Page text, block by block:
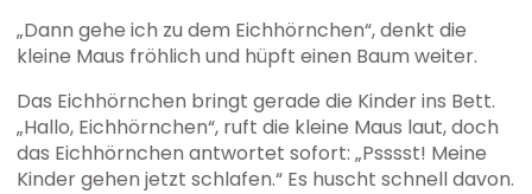
„Dann gehe ich zu dem Eichhörnchen“, denkt die
kleine Maus fröhlich und hüpft einen Baum weiter.
Das Eichhörnchen bringt gerade die Kinder ins Bett.
„Hallo, Eichhörnchen“, ruft die kleine Maus laut, doch
das Eichhörnchen antwortet sofort: „Psssst! Meine
Kinder gehen jetzt schlafen.“ Es huscht schnell davon.